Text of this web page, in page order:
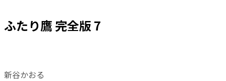
ふたり鷹 完全版 7
新谷かおる